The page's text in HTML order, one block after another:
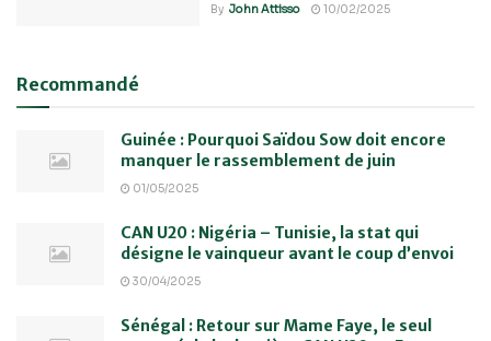
By John Attisso 10/02/2025
Recommandé
Guinée : Pourquoi Saïdou Sow doit encore
manquer le rassemblement de juin
01/05/2025
CAN U20 : Nigéria – Tunisie, la stat qui
désigne le vainqueur avant le coup d’envoi
30/04/2025
Sénégal : Retour sur Mame Faye, le seul